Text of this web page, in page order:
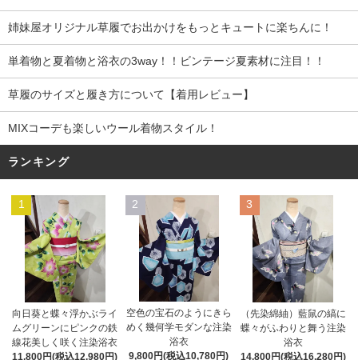
姉妹屋オリジナル草履でお出かけをもっとキュートに楽ちんに！
単着物と夏着物と浴衣の3way！！ビンテージ夏素材に注目！！
草履のサイズと履き方について【着用レビュー】
MIXコーデも楽しいウール着物スタイル！
ランキング
1
向日葵と蝶々浮かぶライ
ムグリーンにピンクの鉄
線花美しく咲く注染浴衣
11,800円(税込12,980円)
2
空色の宝石のようにきら
めく幾何学モダンな注染
浴衣
9,800円(税込10,780円)
3
（先染綿紬）藍鼠の縞に
蝶々がふわりと舞う注染
浴衣
14,800円(税込16,280円)